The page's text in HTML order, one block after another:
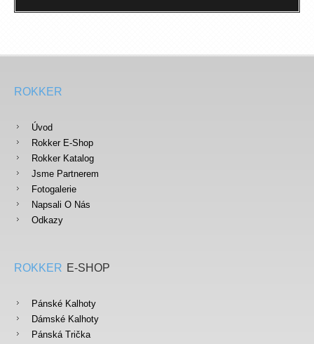
ROKKER
Úvod
Rokker E-Shop
Rokker Katalog
Jsme Partnerem
Fotogalerie
Napsali O Nás
Odkazy
ROKKER E-SHOP
Pánské Kalhoty
Dámské Kalhoty
Pánská Trička